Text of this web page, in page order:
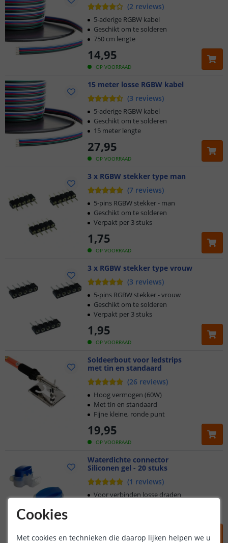
(2 reviews)
OP VOORRAAD
14,95
5-aderige RGBW kabel
Geschikt om te solderen
750 cm lengte
15 meter losse RGBW kabel
(3 reviews)
OP VOORRAAD
27,95
5-aderige RGBW kabel
Geschikt om te solderen
15 meter lengte
3 x RGBW stekker type man
(7 reviews)
OP VOORRAAD
1,75
5-pins RGBW stekker - man
Geschikt om te solderen
Verpakt per 3 stuks
3 x RGBW stekker type vrouw
(3 reviews)
OP VOORRAAD
1,95
5-pins RGBW stekker - vrouw
Geschikt om te solderen
Verpakt per 3 stuks
Soldeerbout voor ledstrips
met tin en standaard
(26 reviews)
OP VOORRAAD
19,95
Hoog vermogen (60W)
Met tin en standaard
Fijne kleine, ronde punt
Waterdichte connector
Siliconen gel - 20 stuks
(1 reviews)
Voor verbinden losse draden
Cookies
Met cookies en technieken die daarop lijken helpen we u